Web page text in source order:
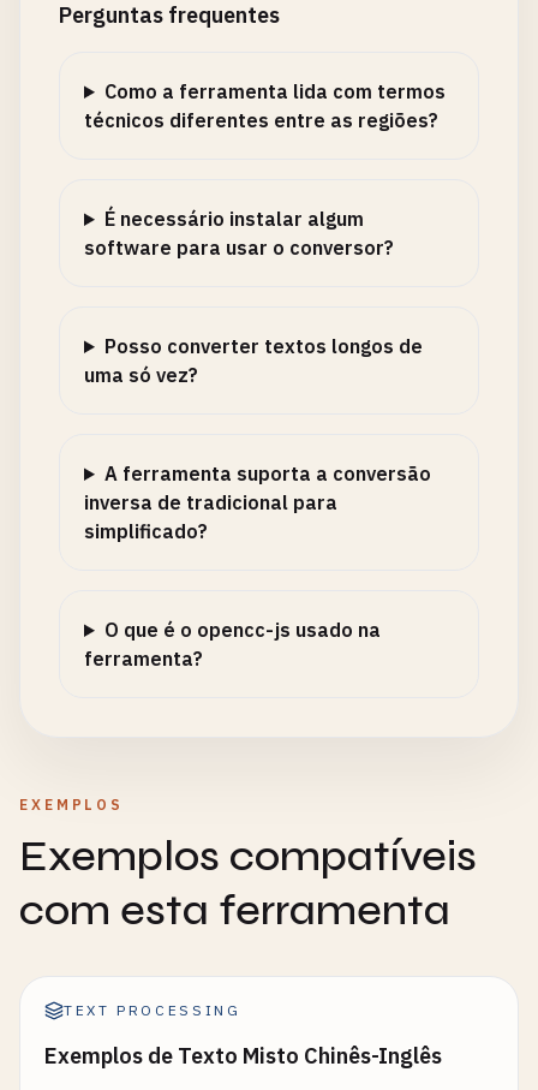
Perguntas frequentes
Como a ferramenta lida com termos
técnicos diferentes entre as regiões?
É necessário instalar algum
software para usar o conversor?
Posso converter textos longos de
uma só vez?
A ferramenta suporta a conversão
inversa de tradicional para
simplificado?
O que é o opencc-js usado na
ferramenta?
EXEMPLOS
Exemplos compatíveis
com esta ferramenta
TEXT PROCESSING
Exemplos de Texto Misto Chinês-Inglês